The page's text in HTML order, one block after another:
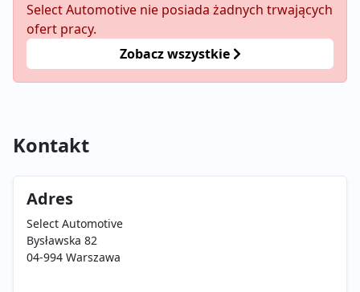
Select Automotive nie posiada żadnych trwających
ofert pracy.
Zobacz wszystkie
Kontakt
Adres
Select Automotive
Bysławska 82
04-994 Warszawa